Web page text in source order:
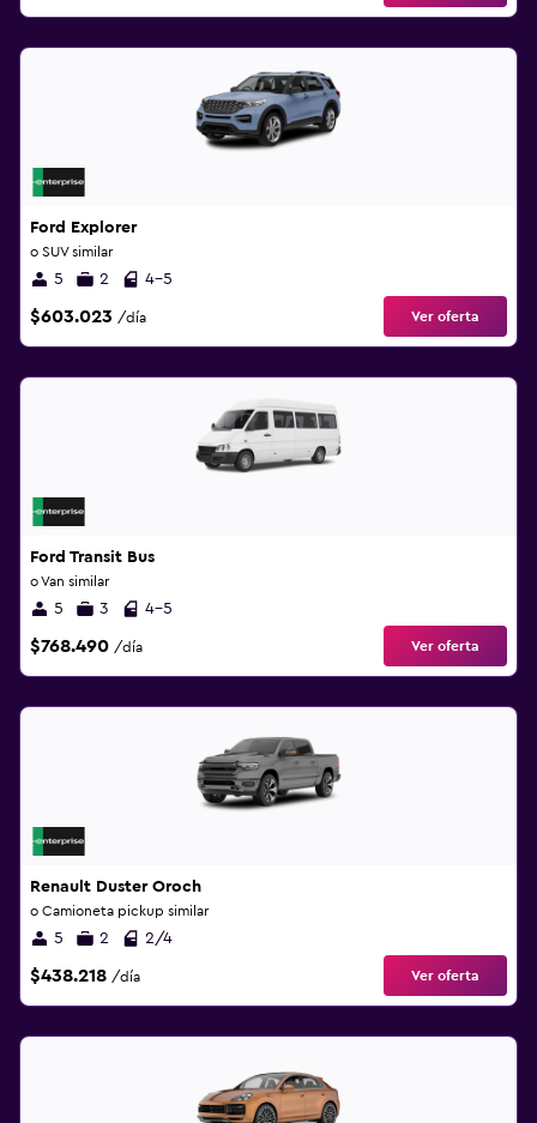
Ford Explorer
o SUV similar
5 2 4-5
$603.023 /día Ver oferta
Ford Transit Bus
o Van similar
5 3 4-5
$768.490 /día Ver oferta
Renault Duster Oroch
o Camioneta pickup similar
5 2 2/4
$438.218 /día Ver oferta